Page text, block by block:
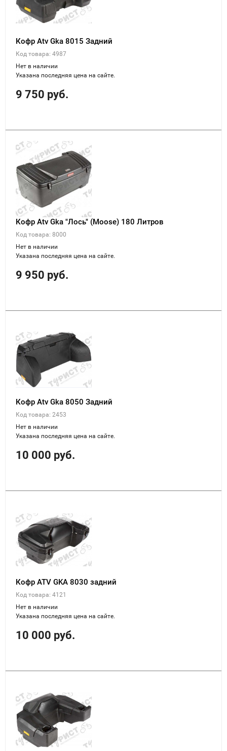
Кофр Atv Gka 8015 Задний
Код товара: 4987
Нет в наличии
Указана последняя цена на сайте.
9 750 руб.
Кофр Atv Gka "Лось" (Moose) 180 Литров
Код товара: 8000
Нет в наличии
Указана последняя цена на сайте.
9 950 руб.
Кофр Atv Gka 8050 Задний
Код товара: 2453
Нет в наличии
Указана последняя цена на сайте.
10 000 руб.
Кофр ATV GKA 8030 задний
Код товара: 4121
Нет в наличии
Указана последняя цена на сайте.
10 000 руб.